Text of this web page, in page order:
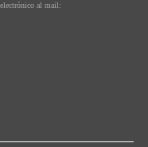
al mail: